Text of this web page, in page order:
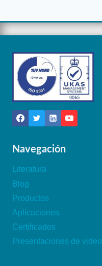
Navegación
Literatura
Blog
Productos
Aplicaciones
Certificados
Presentaciones de video